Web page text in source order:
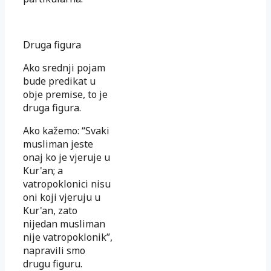
Druga figura
Ako srednji pojam
bude predikat u
obje premise, to je
druga figura.
Ako kažemo: “Svaki
musliman jeste
onaj ko je vjeruje u
Kur'an; a
vatropoklonici nisu
oni koji vjeruju u
Kur'an, zato
nijedan musliman
nije vatropoklonik”,
napravili smo
drugu figuru.